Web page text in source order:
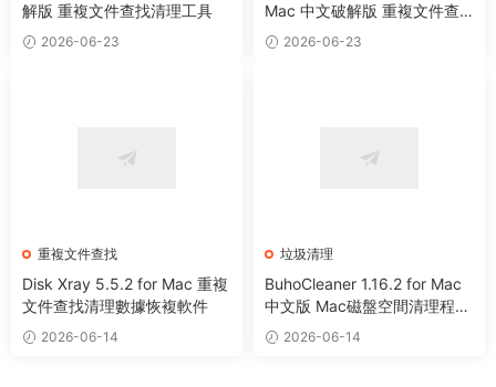
解版 重複文件查找清理工具
2026-06-23
Mac 中文破解版 重複文件查
找清理工具
2026-06-23
重複文件查找
Disk Xray 5.5.2 for Mac 重複
文件查找清理數據恢複軟件
2026-06-14
垃圾清理
BuhoCleaner 1.16.2 for Mac
中文版 Mac磁盤空間清理程序
卸載系統優化工具
2026-06-14